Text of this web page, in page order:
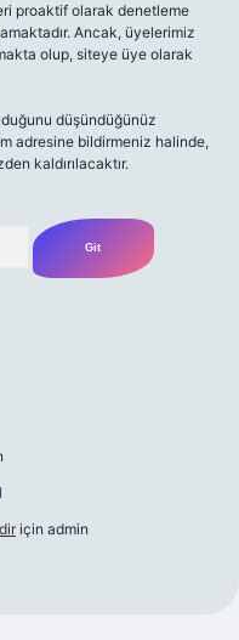
proaktif olarak denetleme
Ancak, üyelerimiz
olup, siteye üye olarak
düşündüğünüz
adresine bildirmeniz halinde,
kaldırılacaktır.
için admin